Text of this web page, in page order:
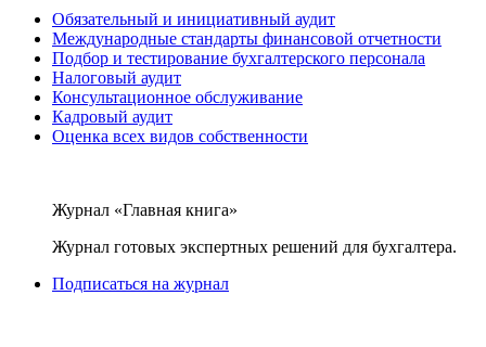
Обязательный и инициативный аудит
Международные стандарты финансовой отчетности
Подбор и тестирование бухгалтерского персонала
Налоговый аудит
Консультационное обслуживание
Кадровый аудит
Оценка всех видов собственности
Журнал «Главная книга»
Журнал готовых экспертных решений для бухгалтера.
Подписаться на журнал